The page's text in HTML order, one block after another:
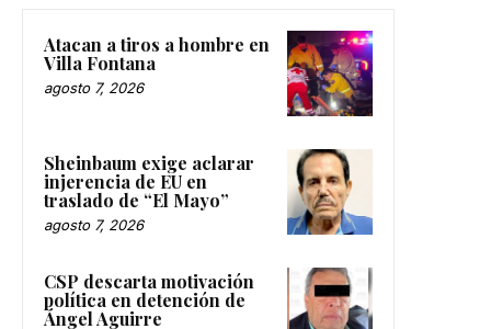
Atacan a tiros a hombre en
Villa Fontana
agosto 7, 2026
Sheinbaum exige aclarar
injerencia de EU en
traslado de “El Mayo”
agosto 7, 2026
CSP descarta motivación
política en detención de
Ángel Aguirre